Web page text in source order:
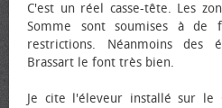
C'est un réel casse-tête. Les
Somme sont soumises à de
restrictions. Néanmoins des
Brassart le font très bien.
Je cite l'éleveur installé sur le